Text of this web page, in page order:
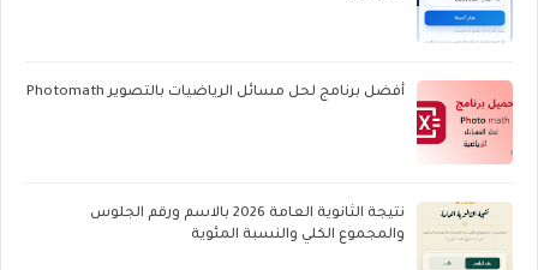
أفضل برنامج لحل مسائل الرياضيات بالتصوير Photomath
نتيجة الثانوية العامة 2026 بالاسم ورقم الجلوس
والمجموع الكلي والنسبة المئوية